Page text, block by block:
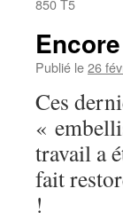
850 T5
Publié le26
Ces
«
travail a
fait
!